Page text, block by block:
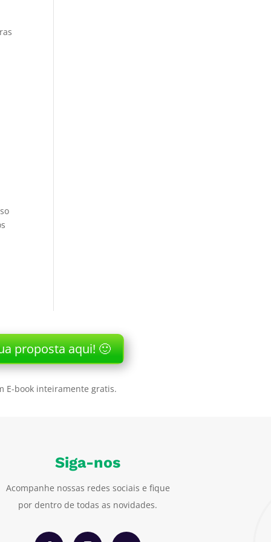
proposta aqui! 🙂
E-book inteiramente gratis.
Siga-nos
Acompanhe nossas redes sociais e fique
por dentro de todas as novidades.